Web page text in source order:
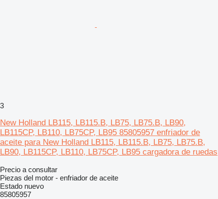
3
New Holland LB115, LB115.B, LB75, LB75.B, LB90,
LB115CP, LB110, LB75CP, LB95 85805957 enfriador de
aceite para New Holland LB115, LB115.B, LB75, LB75.B,
LB90, LB115CP, LB110, LB75CP, LB95 cargadora de ruedas
Precio a consultar
Piezas del motor - enfriador de aceite
Estado nuevo
85805957